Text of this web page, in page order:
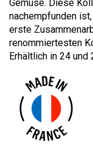
Gemüse. Diese
nachempfunden
erste
renommiertesten
Erhältlich in 24 und